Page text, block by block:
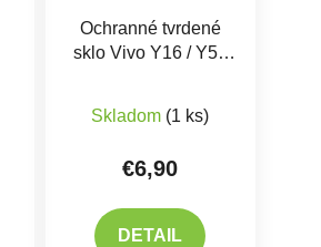
Ochranné tvrdené
sklo Vivo Y16 / Y52
Skladom (1 ks)
€6,90
DETAIL